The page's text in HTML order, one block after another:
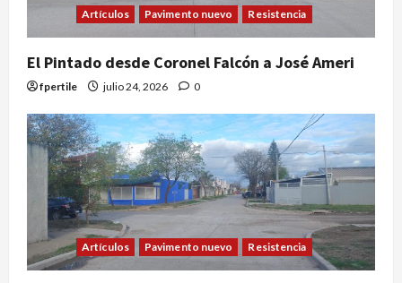
Artículos Pavimento nuevo Resistencia
El Pintado desde Coronel Falcón a José Ameri
fpertile julio 24, 2026 0
Artículos Pavimento nuevo Resistencia